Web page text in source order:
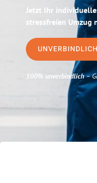
Jetzt Ihr
stressfreien Umzug
100% unverbindlich–